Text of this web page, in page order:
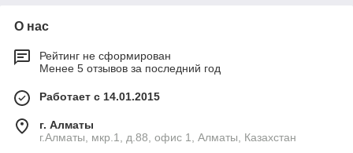
О нас
Рейтинг не сформирован
Менее 5 отзывов за последний год
Работает с 14.01.2015
г. Алматы
г.Алматы, мкр.1, д.88, офис 1, Алматы, Казахстан